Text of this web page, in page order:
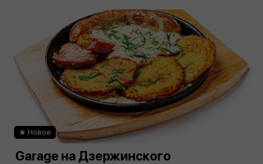
Новое
Garage на Дзержинского